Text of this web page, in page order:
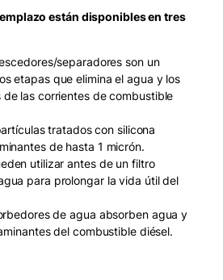
están disponibles en tres
separadores son un
etapas que elimina el agua y los
de las corrientes de combustible
tratados con silicona
de hasta 1 micrón.
utilizar antes de un filtro
para prolongar la vida útil del
de agua absorben agua y
del combustible diésel.